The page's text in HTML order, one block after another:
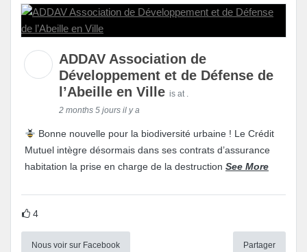
ADDAV Association de
Développement et de Défense de
l’Abeille en Ville is at .
2 months 5 jours il y a
Bonne nouvelle pour la biodiversité urbaine ! Le Crédit
Mutuel intègre désormais dans ses contrats d’assurance
habitation la prise en charge de la destruction See More
4
Nous voir sur Facebook Partager